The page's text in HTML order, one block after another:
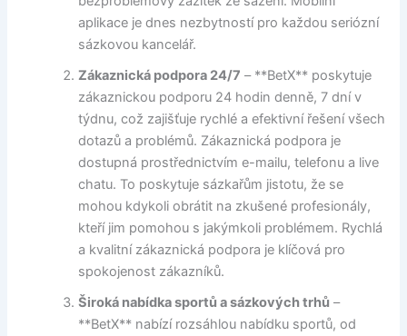
aplikace je dnes nezbytností pro každou seriózní
sázkovou kancelář.
Zákaznická podpora 24/7 – **BetX** poskytuje
zákaznickou podporu 24 hodin denně, 7 dní v
týdnu, což zajišťuje rychlé a efektivní řešení všech
dotazů a problémů. Zákaznická podpora je
dostupná prostřednictvím e-mailu, telefonu a live
chatu. To poskytuje sázkařům jistotu, že se
mohou kdykoli obrátit na zkušené profesionály,
kteří jim pomohou s jakýmkoli problémem. Rychlá
a kvalitní zákaznická podpora je klíčová pro
spokojenost zákazníků.
Široká nabídka sportů a sázkových trhů –
**BetX** nabízí rozsáhlou nabídku sportů, od